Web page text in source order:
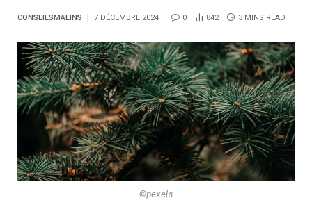
CONSEILSMALINS 7 DÉCEMBRE 2024 0 842 3 MINS READ
©pexels